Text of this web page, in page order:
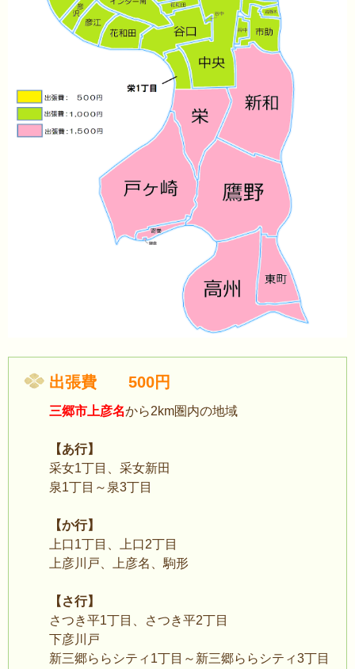
出張費 500円
三郷市上彦名から2km圏内の地域
【あ行】
采女1丁目、采女新田
泉1丁目～泉3丁目
【か行】
上口1丁目、上口2丁目
上彦川戸、上彦名、駒形
【さ行】
さつき平1丁目、さつき平2丁目
下彦川戸
新三郷ららシティ1丁目～新三郷ららシティ3丁目